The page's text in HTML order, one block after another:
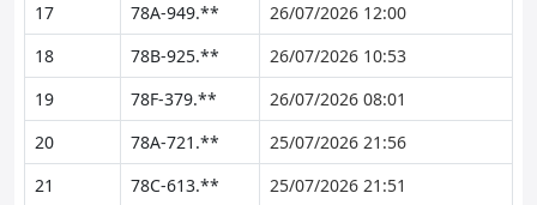
17
78A-949.**
26/07/2026 12:00
18
78B-925.**
26/07/2026 10:53
19
78F-379.**
26/07/2026 08:01
20
78A-721.**
25/07/2026 21:56
21
78C-613.**
25/07/2026 21:51